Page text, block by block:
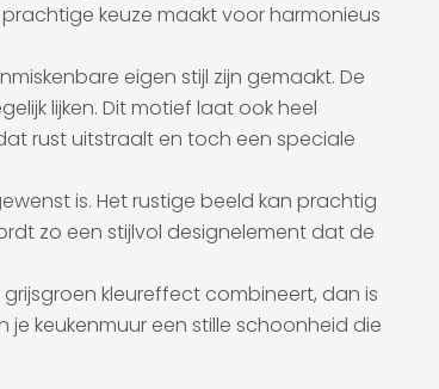
keuze maakt voor harmonieus
eigen stijl zijn gemaakt. De
lijken. Dit motief laat ook heel
rust uitstraalt en toch een speciale
is. Het rustige beeld kan prachtig
zo een stijlvol designelement dat de
kleureffect combineert, dan is
keukenmuur een stille schoonheid die